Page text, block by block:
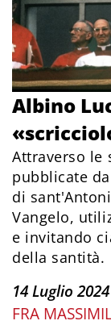
Albino
Attraverso le
pubblicate
di
Vangelo,
e invitando
della santità.
14 Luglio 2024
FRA